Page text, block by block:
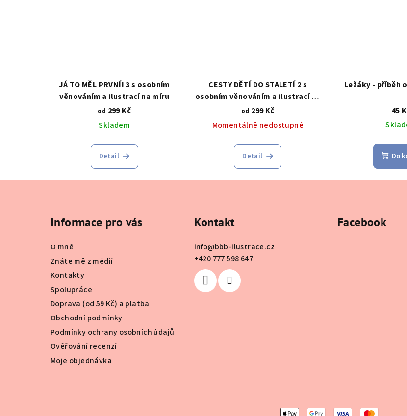
JÁ TO MĚL PRVNÍ! 3 s osobním
věnováním a ilustrací na míru
od 299 Kč
Skladem
Detail
CESTY DĚTÍ DO STALETÍ 2 s
osobním věnováním a ilustrací na
míru
od 299 Kč
Momentálně nedostupné
Detail
Ležáky - příběh
45
Do
Informace pro vás
O mně
Znáte mě z médií
Kontakty
Spolupráce
Doprava (od 59 Kč) a platba
Obchodní podmínky
Podmínky ochrany osobních údajů
Ověřování recenzí
Moje objednávka
Kontakt
info@bbb-ilustrace.cz
+420 777 598 647
Facebook